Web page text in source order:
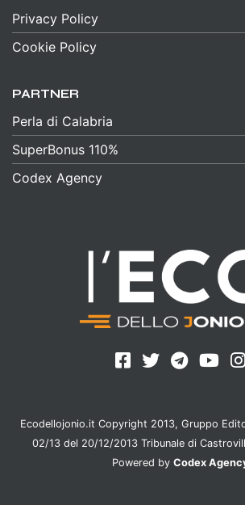
Privacy Policy
Cookie Policy
PARTNER
Perla di Calabria
SuperBonus 110%
Codex Agency
Ecodellojonio.it Copyright 2013, Gruppo
02/13 del 20/12/2013 Tribunale di
Powered by Codex